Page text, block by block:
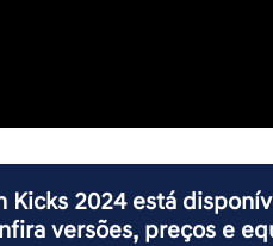
Kicks 2024 está
versões, preços e